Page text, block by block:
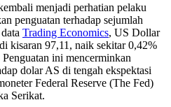
menjadi perhatian pelaku
penguatan terhadap sejumlah
Trading Economics, US Dollar
kisaran 97,11, naik sekitar 0,42%
ini mencerminkan
dolar AS di tengah ekspektasi
Federal Reserve (The Fed)
Serikat.